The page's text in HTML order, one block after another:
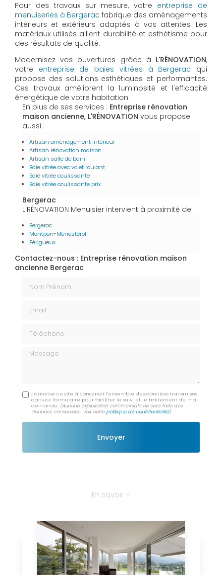
Pour des travaux sur mesure, votre entreprise de
menuiseries à Bergerac fabrique des aménagements
intérieurs et extérieurs adaptés à vos attentes. Les
matériaux utilisés allient durabilité et esthétisme pour
des résultats de qualité.
Modernisez vos ouvertures grâce à L'RÉNOVATION,
votre entreprise de baies vitrées à Bergerac qui
propose des solutions esthétiques et performantes.
Ces travaux améliorent la luminosité et l'efficacité
énergétique de votre habitation.
En plus de ses services : Entreprise rénovation
maison ancienne, L'RÉNOVATION vous propose
aussi :
Artisan aménagement intérieur
Artisan rénovation maison
Artisan salle de bain
Baie vitrée avec volet roulant
Baie vitrée coulissante
Baie vitrée coulissante prix
Bergerac
L'RÉNOVATION Menuisier intervient à proximité de :
Bergerac
Montpon-Ménestérol
Périgueux
Contactez-nous : Entreprise rénovation maison
ancienne Bergerac
Message
J'autorise ce site à conserver l'ensemble des données transmises
dans ce formulaire pour faciliter le suivi et le traitement de ma
demande. (Aucune exploitation commerciale ne sera faite des
données conservées. Voir notrepolitique de confidentialité)
En savoir +